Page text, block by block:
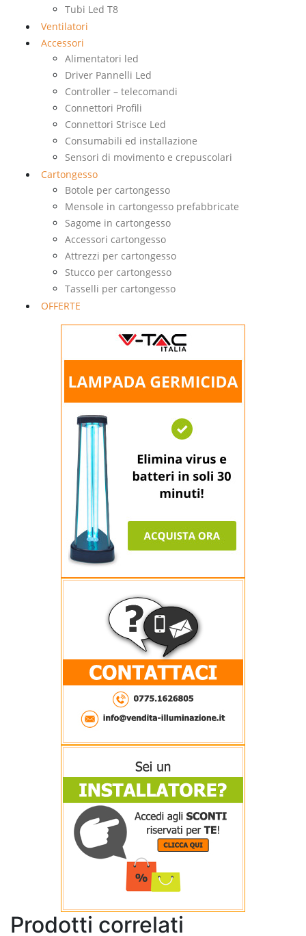
Tubi Led T8
Ventilatori
Accessori
Alimentatori led
Driver Pannelli Led
Controller – telecomandi
Connettori Profili
Connettori Strisce Led
Consumabili ed installazione
Sensori di movimento e crepuscolari
Cartongesso
Botole per cartongesso
Mensole in cartongesso prefabbricate
Sagome in cartongesso
Accessori cartongesso
Attrezzi per cartongesso
Stucco per cartongesso
Tasselli per cartongesso
OFFERTE
Prodotti correlati